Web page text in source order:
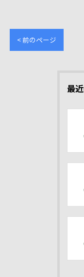
< 前のページ
最